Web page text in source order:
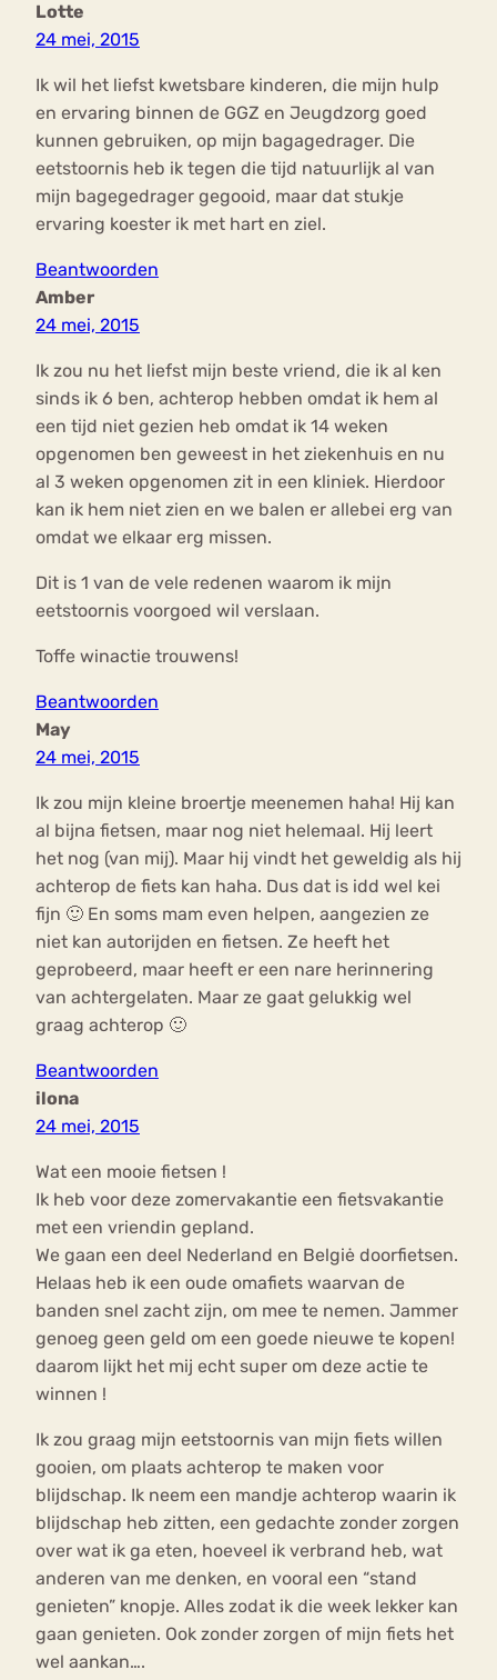
Lotte
24 mei, 2015
Ik wil het liefst kwetsbare kinderen, die mijn hulp
en ervaring binnen de GGZ en Jeugdzorg goed
kunnen gebruiken, op mijn bagagedrager. Die
eetstoornis heb ik tegen die tijd natuurlijk al van
mijn bagegedrager gegooid, maar dat stukje
ervaring koester ik met hart en ziel.
Beantwoorden
Amber
24 mei, 2015
Ik zou nu het liefst mijn beste vriend, die ik al ken
sinds ik 6 ben, achterop hebben omdat ik hem al
een tijd niet gezien heb omdat ik 14 weken
opgenomen ben geweest in het ziekenhuis en nu
al 3 weken opgenomen zit in een kliniek. Hierdoor
kan ik hem niet zien en we balen er allebei erg van
omdat we elkaar erg missen.
Dit is 1 van de vele redenen waarom ik mijn
eetstoornis voorgoed wil verslaan.
Toffe winactie trouwens!
Beantwoorden
May
24 mei, 2015
Ik zou mijn kleine broertje meenemen haha! Hij kan
al bijna fietsen, maar nog niet helemaal. Hij leert
het nog (van mij). Maar hij vindt het geweldig als hij
achterop de fiets kan haha. Dus dat is idd wel kei
fijn 🙂 En soms mam even helpen, aangezien ze
niet kan autorijden en fietsen. Ze heeft het
geprobeerd, maar heeft er een nare herinnering
van achtergelaten. Maar ze gaat gelukkig wel
graag achterop 🙂
Beantwoorden
ilona
24 mei, 2015
Wat een mooie fietsen !
Ik heb voor deze zomervakantie een fietsvakantie
met een vriendin gepland.
We gaan een deel Nederland en Belgiė doorfietsen.
Helaas heb ik een oude omafiets waarvan de
banden snel zacht zijn, om mee te nemen. Jammer
genoeg geen geld om een goede nieuwe te kopen!
daarom lijkt het mij echt super om deze actie te
winnen !
Ik zou graag mijn eetstoornis van mijn fiets willen
gooien, om plaats achterop te maken voor
blijdschap. Ik neem een mandje achterop waarin ik
blijdschap heb zitten, een gedachte zonder zorgen
over wat ik ga eten, hoeveel ik verbrand heb, wat
anderen van me denken, en vooral een “stand
genieten” knopje. Alles zodat ik die week lekker kan
gaan genieten. Ook zonder zorgen of mijn fiets het
wel aankan….